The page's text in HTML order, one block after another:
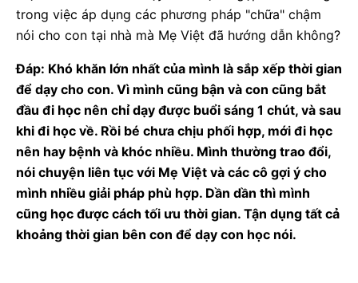
trong việc áp dụng các phương pháp "chữa" chậm
nói cho con tại nhà mà Mẹ Việt đã hướng dẫn không?
Đáp: Khó khăn lớn nhất của mình là sắp xếp thời gian
để dạy cho con. Vì mình cũng bận và con cũng bắt
đầu đi học nên chỉ dạy được buổi sáng 1 chút, và sau
khi đi học về. Rồi bé chưa chịu phối hợp, mới đi học
nên hay bệnh và khóc nhiều. Mình thường trao đổi,
nói chuyện liên tục với Mẹ Việt và các cô gợi ý cho
mình nhiều giải pháp phù hợp. Dần dần thì mình
cũng học được cách tối ưu thời gian. Tận dụng tất cả
khoảng thời gian bên con để dạy con học nói.